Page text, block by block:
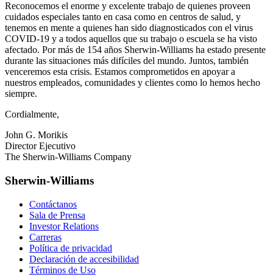
Reconocemos el enorme y excelente trabajo de quienes proveen
cuidados especiales tanto en casa como en centros de salud, y
tenemos en mente a quienes han sido diagnosticados con el virus
COVID-19 y a todos aquellos que su trabajo o escuela se ha visto
afectado. Por más de 154 años Sherwin-Williams ha estado presente
durante las situaciones más difíciles del mundo. Juntos, también
venceremos esta crisis. Estamos comprometidos en apoyar a
nuestros empleados, comunidades y clientes como lo hemos hecho
siempre.
Cordialmente,
John G. Morikis
Director Ejecutivo
The Sherwin-Williams Company
Sherwin-Williams
Contáctanos
Sala de Prensa
Investor Relations
Carreras
Política de privacidad
Declaración de accesibilidad
Términos de Uso